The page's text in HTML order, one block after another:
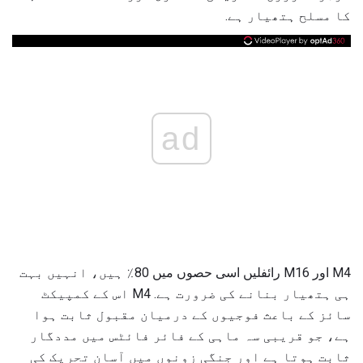
کا مسلح ہتھیار ہے.
ad
M4 اور M16 رائفلیں اسی حصوں میں 80٪ ہیں، انہیں بہت
ہی ہتھیار بنانے کی ضرورت ہے. M4 اس کے کمپیکٹ
سائز کے باعث فوجیوں کے درمیان مقبول ثابت ہوا
ہے، جو قریبی سہ ماہی کے فائر فائٹس میں مددگار
ثابت ہوتا ہے اور جنگی زونوں میں آسان تحریک کی